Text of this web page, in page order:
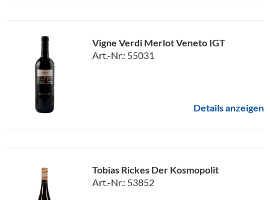
Vigne Verdi Merlot Veneto IGT
Art.-Nr.: 55031
Details anzeigen
Tobias Rickes Der Kosmopolit
Art.-Nr.: 53852